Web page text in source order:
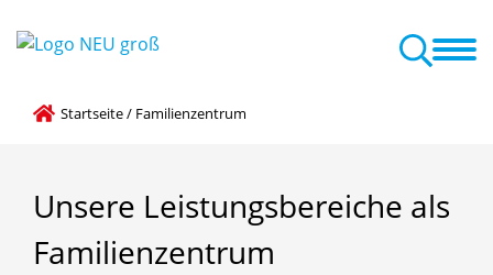
Neuigkeiten
Startseite/ Familienzentrum
Unsere Leistungsbereiche als
Familienzentrum